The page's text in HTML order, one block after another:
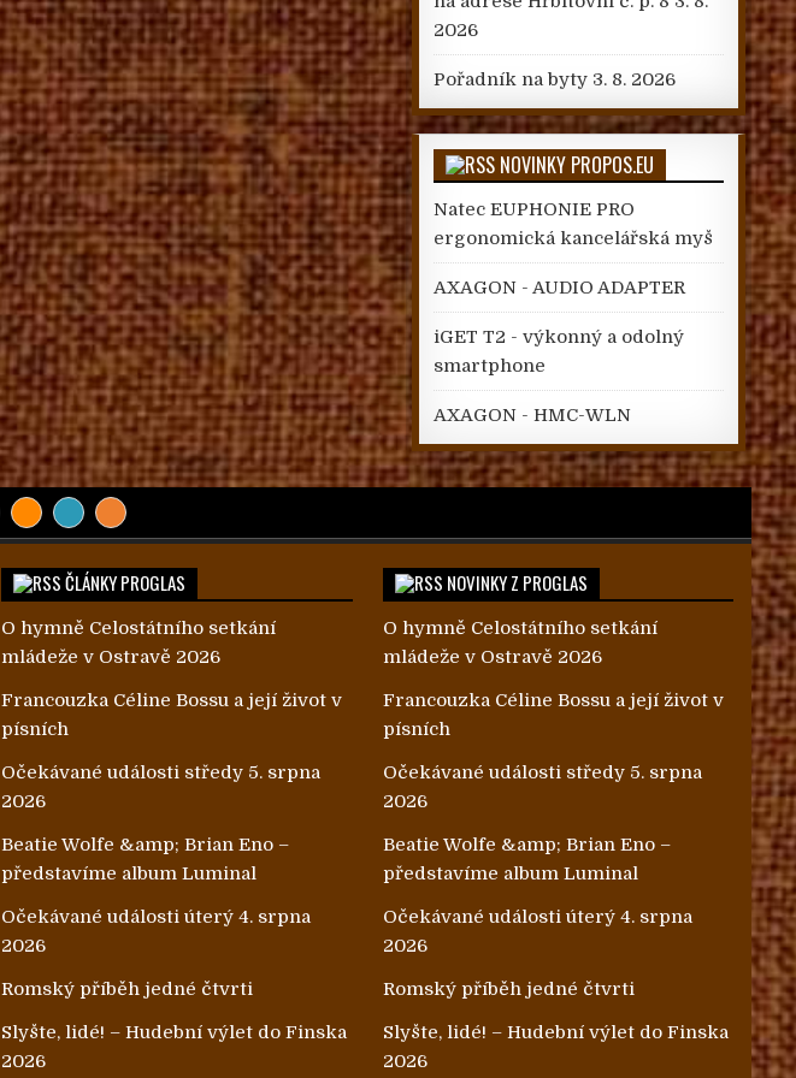
2026
Pořadník na byty 3. 8. 2026
NOVINKY PROPOS.EU
Natec EUPHONIE PRO
ergonomická kancelářská myš
AXAGON - AUDIO ADAPTER
iGET T2 - výkonný a odolný
smartphone
AXAGON - HMC-WLN
ČLÁNKY PROGLAS
O hymně Celostátního setkání
mládeže v Ostravě 2026
Francouzka Céline Bossu a její život v
písních
Očekávané události středy 5. srpna
2026
Beatie Wolfe &amp; Brian Eno –
představíme album Luminal
Očekávané události úterý 4. srpna
2026
Romský příběh jedné čtvrti
Slyšte, lidé! – Hudební výlet do Finska
2026
NOVINKY Z PROGLAS
O hymně Celostátního setkání
mládeže v Ostravě 2026
Francouzka Céline Bossu a její život v
písních
Očekávané události středy 5. srpna
2026
Beatie Wolfe &amp; Brian Eno –
představíme album Luminal
Očekávané události úterý 4. srpna
2026
Romský příběh jedné čtvrti
Slyšte, lidé! – Hudební výlet do Finska
2026